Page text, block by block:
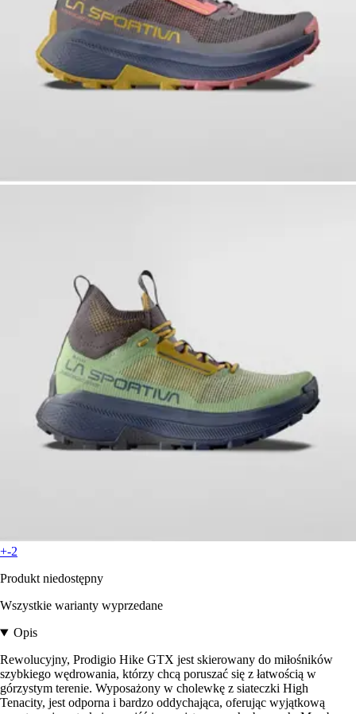
+-2
Produkt niedostępny
Wszystkie warianty wyprzedane
Opis
Rewolucyjny, Prodigio Hike GTX jest skierowany do miłośników
szybkiego wędrowania, którzy chcą poruszać się z łatwością w
górzystym terenie. Wyposażony w cholewkę z siateczki High
Tenacity, jest odporna i bardzo oddychająca, oferując wyjątkową